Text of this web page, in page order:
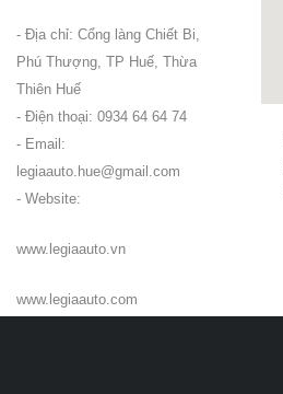
- Địa chỉ: Cổng làng Chiết Bi,
Phú Thượng, TP Huế, Thừa
Thiên Huế
- Điện thoại: 0934 64 64 74
- Email:
legiaauto.hue@gmail.com
- Website:
www.legiaauto.vn
www.legiaauto.com